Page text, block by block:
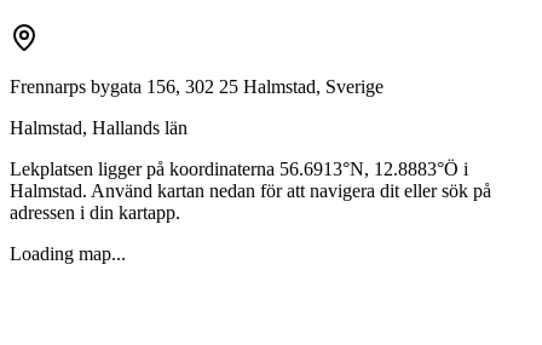
Frennarps bygata 156, 302 25 Halmstad, Sverige
Halmstad, Hallands län
Lekplatsen ligger på koordinaterna 56.6913°N, 12.8883°Ö i
Halmstad. Använd kartan nedan för att navigera dit eller sök på
adressen i din kartapp.
Loading map...